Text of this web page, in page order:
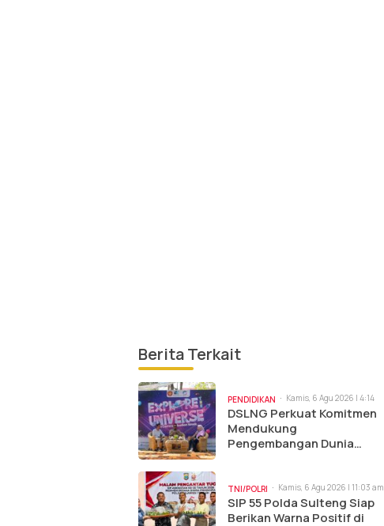
Berita Terkait
PENDIDIKAN
Kamis, 6 Agu 2026 | 4:14
pm
DSLNG Perkuat Komitmen
Mendukung
Pengembangan Dunia
TNI/POLRI Kamis, 6 Agu 2026 | 11:03 am
SIP 55 Polda Sulteng Siap
Berikan Warna Positif di